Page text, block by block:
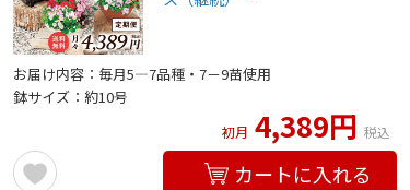
お届け内容：毎月5―7品種・7－9苗使用
鉢サイズ：約10号
初月 4,389円 税込
カートに入れる